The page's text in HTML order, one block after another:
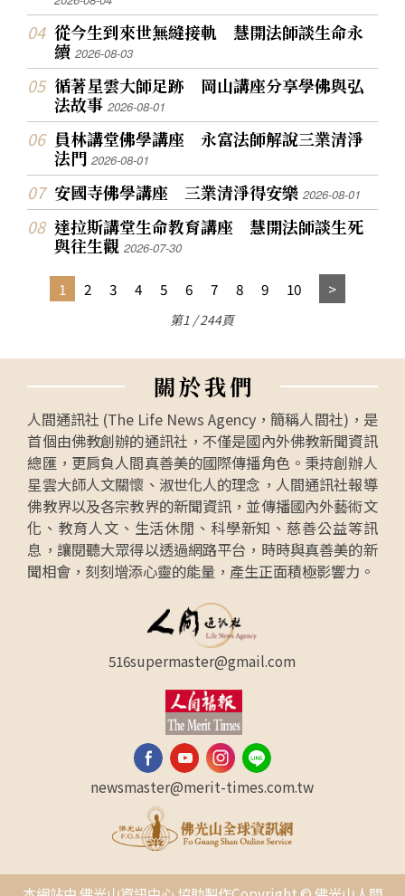
從今生到來世無縫接軌 慧開法師談生命永
續2026-08-03
循著星雲大師足跡 岡山講座分享學佛與弘
法故事2026-08-01
員林講堂佛學講座 永富法師解說三業清淨
法門2026-08-01
安國寺佛學講座 三業清淨得安樂2026-08-01
達拉斯講堂生命教育講座 慧開法師談生死
與往生觀2026-07-30
1 2 3 4 5 6 7 8 9 10
第1 / 244頁
關於我們
人間通訊社 (The Life News Agency，簡稱人間社)，是
首個由佛教創辦的通訊社，不僅是國內外佛教新聞資訊
總匯，更肩負人間真善美的國際傳播角色。秉持創辦人
星雲大師人文關懷、淑世化人的理念，人間通訊社報導
佛教界以及各宗教界的新聞資訊，並傳播國內外藝術文
化、教育人文、生活休閒、科學新知、慈善公益等訊
息，讓閱聽大眾得以透過網路平台，時時與真善美的新
聞相會，刻刻增添心靈的能量，產生正面積極影響力。
516supermaster@gmail.com
newsmaster@merit-times.com.tw